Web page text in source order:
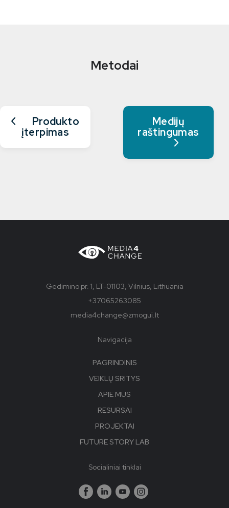
Metodai
Produkto
įterpimas
Medijų
raštingumas
Gedimino pr. 1, LT-01103, Vilnius, Lithuania
+37065263085
media4change@zmogui.lt
Navigacija
PAGRINDINIS
VEIKLŲ SRITYS
APIE MUS
RESURSAI
PROJEKTAI
FUTURE STORY LAB
Socialiniai tinklai